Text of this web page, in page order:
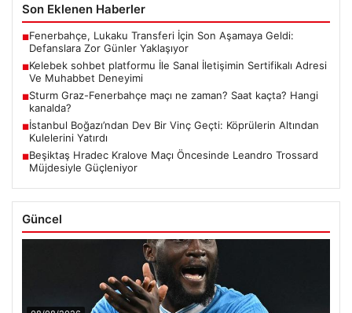
Son Eklenen Haberler
■Fenerbahçe, Lukaku Transferi İçin Son Aşamaya Geldi:
Defanslara Zor Günler Yaklaşıyor
■Kelebek sohbet platformu İle Sanal İletişimin Sertifikalı Adresi
Ve Muhabbet Deneyimi
■Sturm Graz-Fenerbahçe maçı ne zaman? Saat kaçta? Hangi
kanalda?
■İstanbul Boğazı’ndan Dev Bir Vinç Geçti: Köprülerin Altından
Kulelerini Yatırdı
■Beşiktaş Hradec Kralove Maçı Öncesinde Leandro Trossard
Müjdesiyle Güçleniyor
Güncel